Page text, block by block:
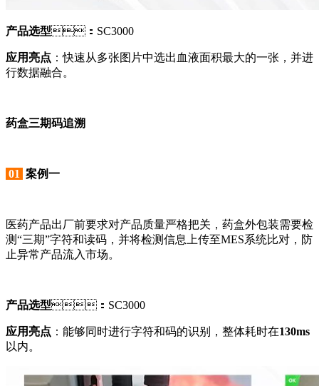
产品选型：SC3000
应用亮点 ：快速从多张图片中选出血液面积最大的一张，并进
行数据融合。
药盒三期码追溯
01 案例一
医药产品出厂前要求对产品质量严格把关，药盒外包装需要检
测“三期”字符和读码，并将检测信息上传至MES系统比对，防
止异常产品流入市场。
产品选型：SC3000
应用亮点 ：能够同时进行字符和码的识别，整体耗时在130ms
以内。